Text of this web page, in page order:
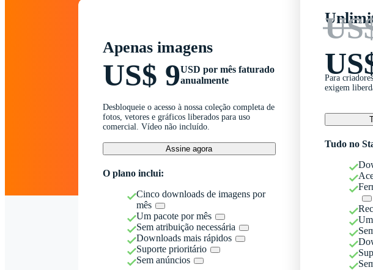
Apenas imagens
US$ 9USD por mês faturado
anualmente
Desbloqueie o acesso à nossa coleção completa de
fotos, vetores e gráficos liberados para uso
comercial. Vídeo não incluído.
Assine agora
O plano inclui:
Cinco downloads de imagens por
mês
Um pacote por mês
Sem atribuição necessária
Downloads mais rápidos
Suporte prioritário
Sem anúncios
Para
exigem
Tudo no